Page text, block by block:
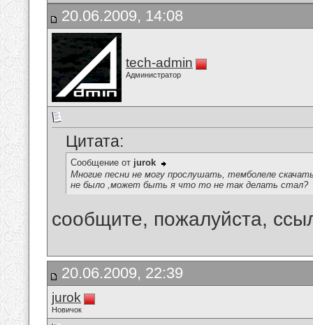
20.06.2009, 14:08
tech-admin
Администратор
Цитата:
Сообщение от jurok
Многие песни не могу прослушать, темболеле
не было ,может быть я что то не так делать стал?
сообщите, пожалуйста,
20.06.2009, 22:39
jurok
Новичок